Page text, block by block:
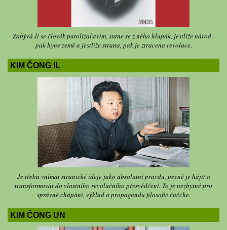
Zabývá-li se člověk patolízalstvím, stane se z něho hlupák, jestliže národ -
pak hyne země a jestliže strana, pak je ztracena revoluce.
KIM ČONG IL
Je třeba vnímat stranické ideje jako absolutní pravdu, pevně je hájit a
transformovat do vlastního revolučního přesvědčení. To je nezbytné pro
správné chápání, výklad a propagandu filosofie čučche.
KIM ČONG UN